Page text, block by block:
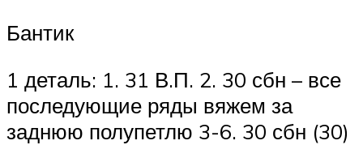
Бантик
1 деталь: 1. 31 В.П. 2. 30 сбн – все
последующие ряды вяжем за
заднюю полупетлю 3-6. 30 сбн (30)